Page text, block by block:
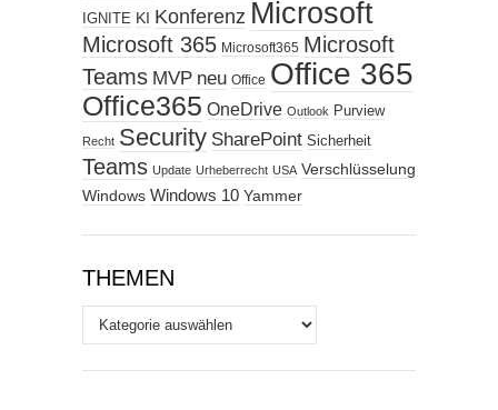
IGNITE KI Konferenz Microsoft
Microsoft 365 Microsoft365 Microsoft
Teams MVP neu Office Office 365
Office365 OneDrive Outlook Purview
Recht Security SharePoint Sicherheit
Teams Update Urheberrecht USA Verschlüsselung
Windows Windows 10 Yammer
THEMEN
Themen